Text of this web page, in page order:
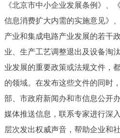
ITALIANO
《北京市中小企业发展条例》、
信息消费扩大内需的实施意见》
产业和集成电路产业发展的若干
业、生产工艺调整退出及设备淘
业发展的重要政策或法规文件，
的领域。在发布这些文件的同时
部、市政府新闻办和市信息公开
媒体推送信息，联系专家进行深
层次发出权威声音，帮助企业和